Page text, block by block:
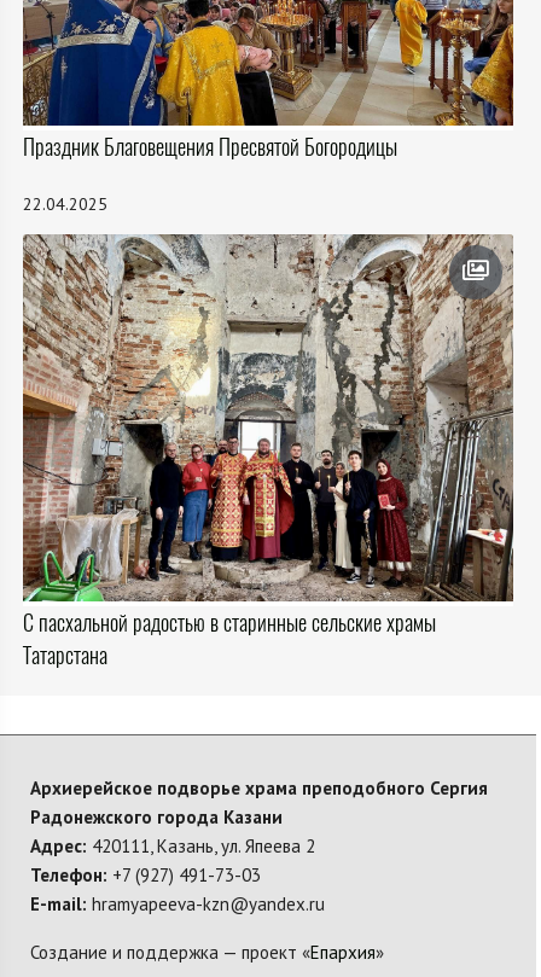
Праздник Благовещения Пресвятой Богородицы
22.04.2025
С пасхальной радостью в старинные сельские храмы
Татарстана
Архиерейское подворье храма преподобного Сергия
Радонежского города Казани
Адрес: 420111, Казань, ул. Япеева 2
Телефон: +7 (927) 491-73-03
E-mail: hramyapeeva-kzn@yandex.ru
Создание и поддержка — проект «Епархия»